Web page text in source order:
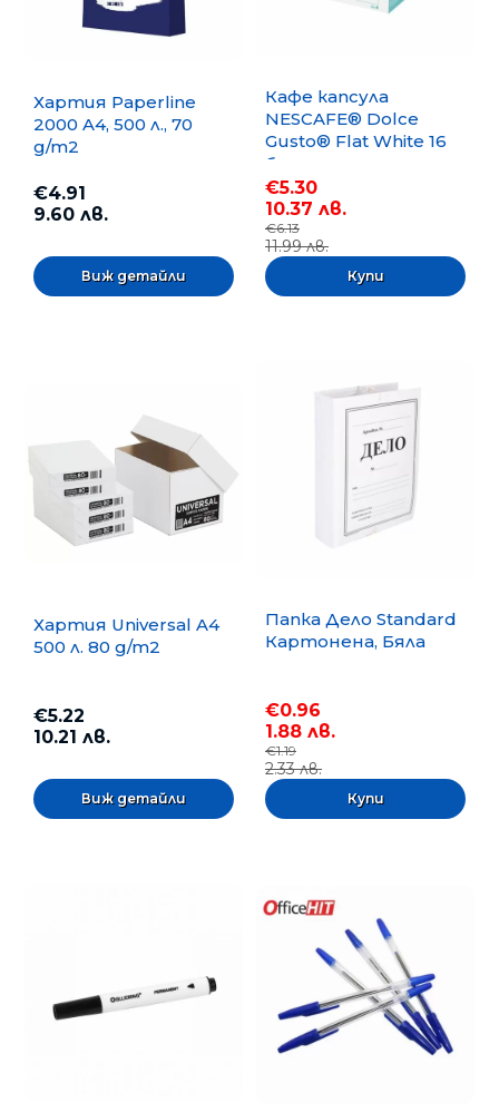
Хартия Paperline
2000 A4, 500 л., 70
g/m2
€4.91
9.60 лв.
Виж детайли
Кафе капсула
NESCAFE® Dolce
Gusto® Flat White 16
бр.
€5.30
10.37 лв.
€6.13
11.99 лв.
Хартия Universal A4
500 л. 80 g/m2
€5.22
10.21 лв.
Виж детайли
Папка Дело Standard
Картонена, Бяла
€0.96
1.88 лв.
€1.19
2.33 лв.